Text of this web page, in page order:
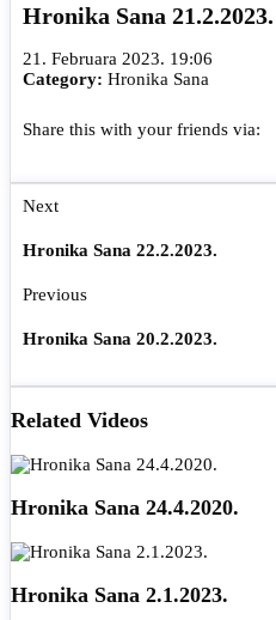
Hronika Sana 21.2.2023.
21. Februara 2023. 19:06
Category: Hronika Sana
Share this with your friends via:
Next
Hronika Sana 22.2.2023.
Previous
Hronika Sana 20.2.2023.
Related Videos
Hronika Sana 24.4.2020.
Hronika Sana 2.1.2023.